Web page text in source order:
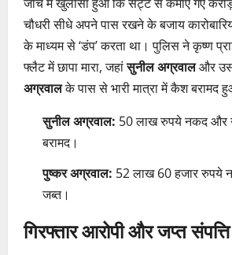
चौधरी सीधे अपने पास रखने के बजाय
के माध्यम से ‘डंप’ करता था। पुलिस ने कृष्ण
फ्लैट में छापा मारा, जहांसुनील अग्रवालऔर
अग्रवालके पास से भारी मात्रा में कैश बरामद
सुनील अग्रवाल: 50 लाख रुपये नकद और
बरामद।
पुष्कर अग्रवाल: 52 लाख 60 हजार रुपये
जब्त।
गिरफ्तार आरोपी और जप्त संपत्ति